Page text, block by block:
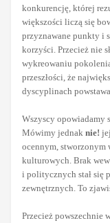
konkurencję, której
większości liczą się
przyznawane punkty i
korzyści. Przecież nie
wykreowaniu
przeszłości, że
dyscyplinach
Wszyscy opowiadamy
Mówimy jednak nie!
ocennym, stworzonym
kulturowych. Brak
i politycznych stał się
zewnętrznych. To
Przecież powszechnie